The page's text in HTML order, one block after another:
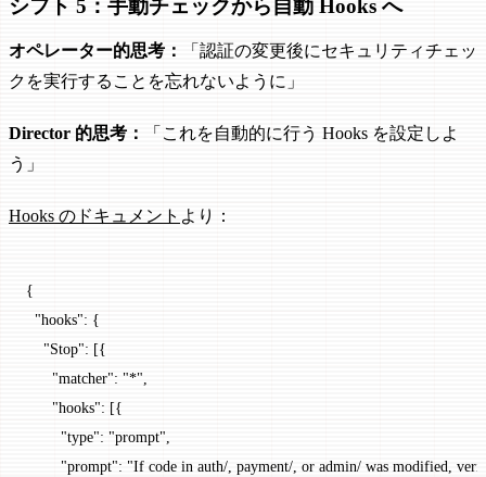
シフト 5：手動チェックから自動 Hooks へ
オペレーター的思考：
「認証の変更後にセキュリティチェッ
クを実行することを忘れないように」
Director 的思考：
「これを自動的に行う Hooks を設定しよ
う」
Hooks のドキュメント より：
{
  "hooks"
: {
    "Stop"
: [{
      "matcher"
: "*",
      "hooks"
: [{
        "type"
: "prompt",
        "prompt"
: "If code in auth/, payment/, or admin/ was modified,